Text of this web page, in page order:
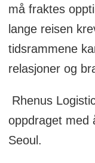
må fraktes
lange reisen
tidsrammene
relasjoner og
Rhenus
oppdraget med
Seoul.